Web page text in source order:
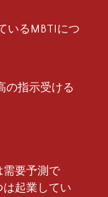
いるMBTIにつ
の指示受ける
需要予測で
起業してい